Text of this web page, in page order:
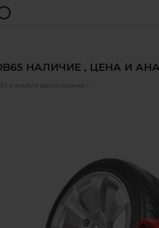
НАЛИЧИЕ , ЦЕНА И
и аналоги цена и наличие ✅